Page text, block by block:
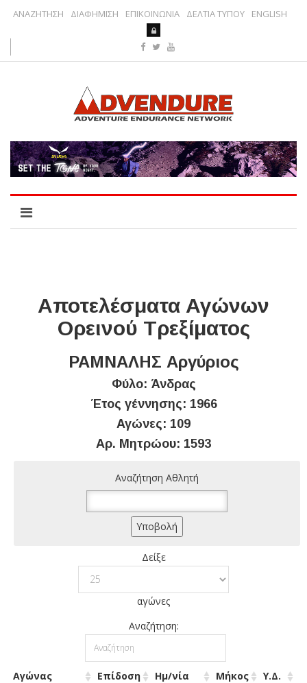
ΑΝΑΖΗΤΗΣΗ ΔΙΑΦΗΜΙΣΗ ΕΠΙΚΟΙΝΩΝΙΑ ΔΕΛΤΙΑ ΤΥΠΟΥ ENGLISH
Αποτελέσματα Αγώνων
Ορεινού Τρεξίματος
ΡΑΜΝΑΛΗΣ Αργύριος
Φύλο: Άνδρας
Έτος γέννησης: 1966
Αγώνες: 109
Αρ. Μητρώου: 1593
Αναζήτηση Αθλητή
Δείξε
αγώνες
Αναζήτηση:
Αγώνας Επίδοση Ημ/νία Μήκος
Υ.Δ.